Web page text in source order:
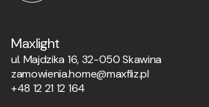
Maxlight
ul. Majdzika 16, 32-050 Skawina
zamowienia.home@maxfliz.pl
+48 12 21 12 164